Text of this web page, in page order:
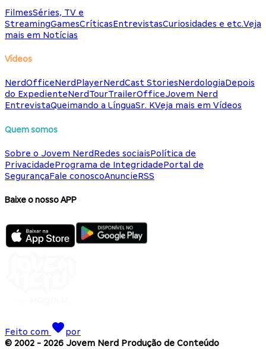
FilmesSéries, TV e
StreamingGamesCríticasEntrevistasCuriosidades e etc.Veja
mais em Notícias
Vídeos
NerdOfficeNerdPlayerNerdCast StoriesNerdologiaDepois
do ExpedienteNerdTourTrailerOfficeJovem Nerd
EntrevistaQueimando a LínguaSr. KVeja mais em Vídeos
Quem somos
Sobre o Jovem NerdRedes sociaisPolítica de
PrivacidadePrograma de IntegridadePortal de
SegurançaFale conoscoAnuncieRSS
Baixe o nosso APP
Feito com
por
© 2002 - 2026 Jovem Nerd Produção de Conteúdo